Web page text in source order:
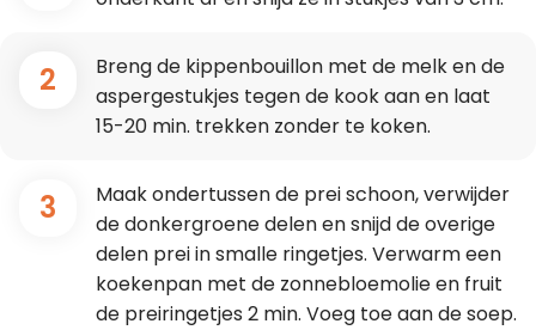
2
Breng de kippenbouillon met de melk en de
aspergestukjes tegen de kook aan en laat
15-20 min. trekken zonder te koken.
3
Maak ondertussen de prei schoon, verwijder
de donkergroene delen en snijd de overige
delen prei in smalle ringetjes. Verwarm een
koekenpan met de zonnebloemolie en fruit
de preiringetjes 2 min. Voeg toe aan de soep.